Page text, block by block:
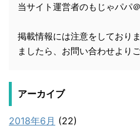
当サイト運営者のもじゃパパ
掲載情報には注意をしており
ましたら、お問い合わせより
アーカイブ
2018年6月 (22)